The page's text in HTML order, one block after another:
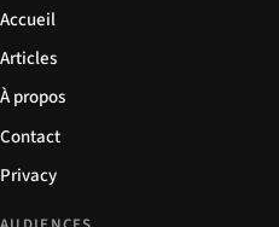
Accueil
Articles
À propos
Contact
Privacy